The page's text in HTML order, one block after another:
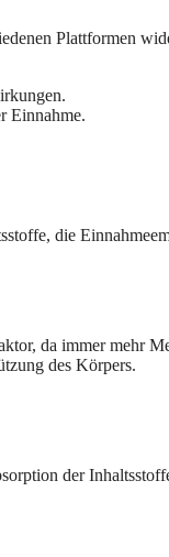
Plattformen
Einnahme.
die
da immer mehr
des Körpers.
der